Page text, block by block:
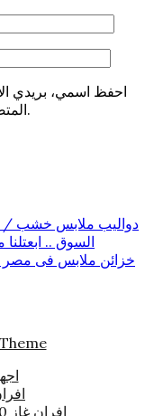
احفظ اسمي، بريدي
المتصفح لاستخدامها المرة المقبلة في تعليقي.
دواليب ملابس خشب /
السوق ..
خزائن ملابس فى مصر
افران غاز 60 سم